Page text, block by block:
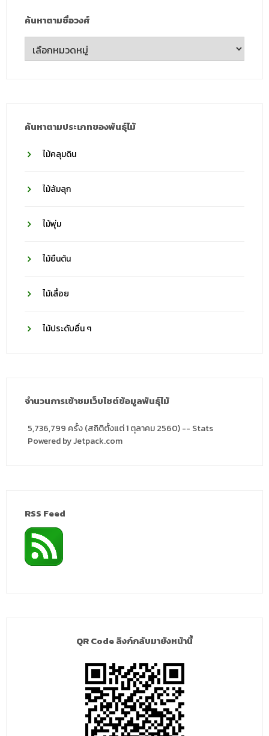
ค้นหาตามชื่อวงศ์
ค้นหา
ตาม
ค้นหาตามประเภทของพันธุ์ไม้
ไม้คลุมดิน
ไม้ล้มลุก
ไม้พุ่ม
ไม้ยืนต้น
ไม้เลื้อย
ไม้ประดับอื่น ๆ
จำนวนการเข้าชมเว็บไซต์ข้อมูลพันธุ์ไม้
5,736,799 ครั้ง (สถิติตั้งแต่ 1 ตุลาคม 2560) -- Stats
Powered by Jetpack.com
RSS Feed
QR Code ลิงก์กลับมายังหน้านี้